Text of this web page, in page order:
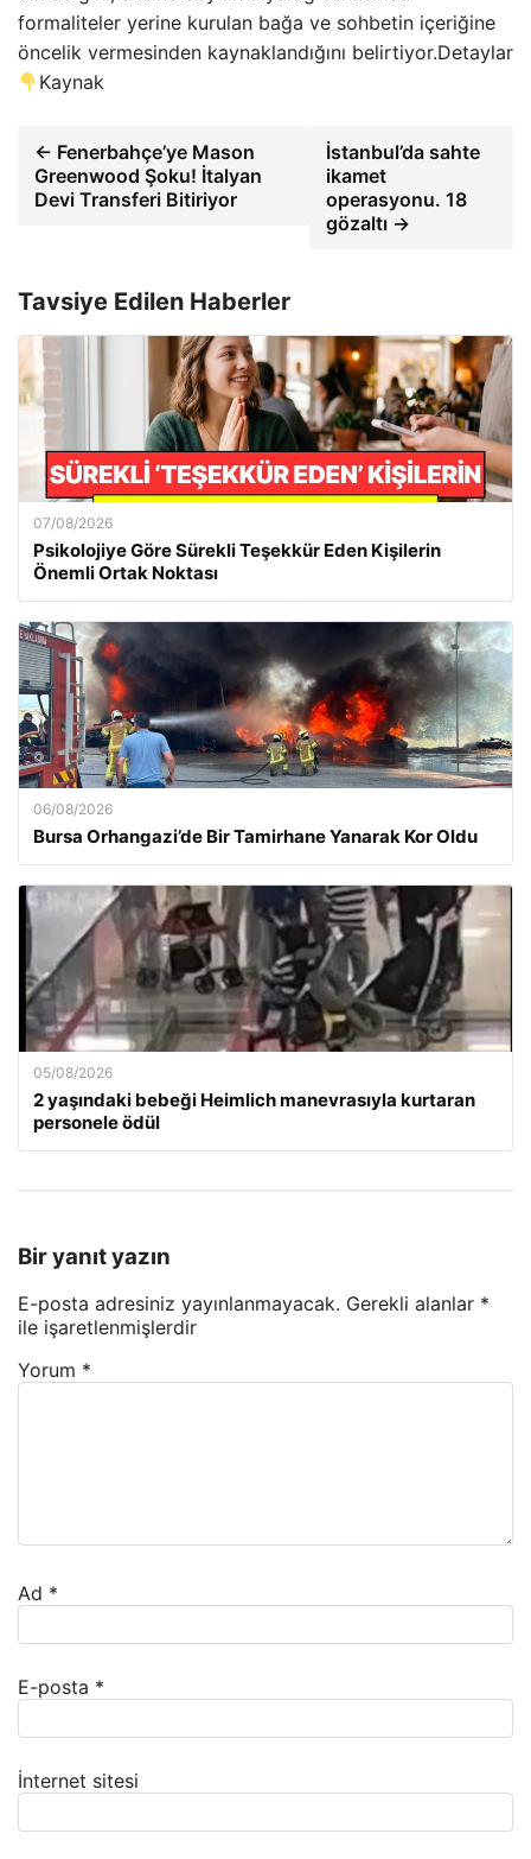
formaliteler yerine kurulan bağa ve sohbetin içeriğine
öncelik vermesinden kaynaklandığını belirtiyor.Detaylar
Kaynak
← Fenerbahçe’ye Mason
Greenwood Şoku! İtalyan
Devi Transferi Bitiriyor
İstanbul’da sahte
ikamet
operasyonu. 18
gözaltı →
Tavsiye Edilen Haberler
07/08/2026
Psikolojiye Göre Sürekli Teşekkür Eden Kişilerin
Önemli Ortak Noktası
06/08/2026
Bursa Orhangazi’de Bir Tamirhane Yanarak Kor Oldu
05/08/2026
2 yaşındaki bebeği Heimlich manevrasıyla kurtaran
personele ödül
Bir yanıt yazın
E-posta adresiniz yayınlanmayacak. Gerekli alanlar *
ile işaretlenmişlerdir
Yorum *
Ad *
E-posta *
İnternet sitesi